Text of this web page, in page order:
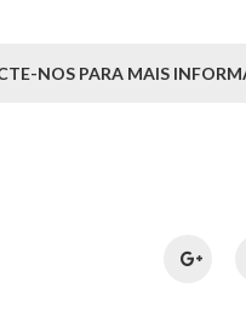
NOS PARA MAIS